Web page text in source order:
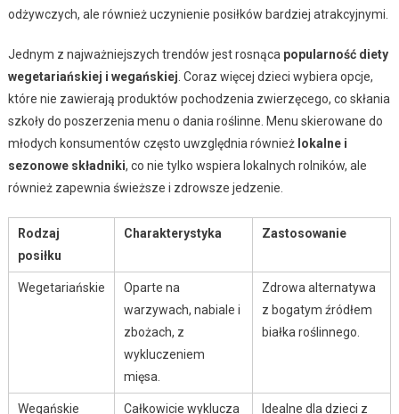
odżywczych, ale również uczynienie posiłków bardziej atrakcyjnymi.
Jednym z najważniejszych trendów jest rosnąca popularność diety
wegetariańskiej i wegańskiej . Coraz więcej dzieci wybiera opcje,
które nie zawierają produktów pochodzenia zwierzęcego, co skłania
szkoły do poszerzenia menu o dania roślinne. Menu skierowane do
młodych konsumentów często uwzględnia również lokalne i
sezonowe składniki, co nie tylko wspiera lokalnych rolników, ale
również zapewnia świeższe i zdrowsze jedzenie.
Rodzaj
posiłku
Charakterystyka Zastosowanie
Wegetariańskie
Oparte na
warzywach, nabiale i
zbożach, z
wykluczeniem
mięsa.
Zdrowa alternatywa
z bogatym źródłem
białka roślinnego.
Wegańskie Całkowicie wyklucza Idealne dla dzieci z